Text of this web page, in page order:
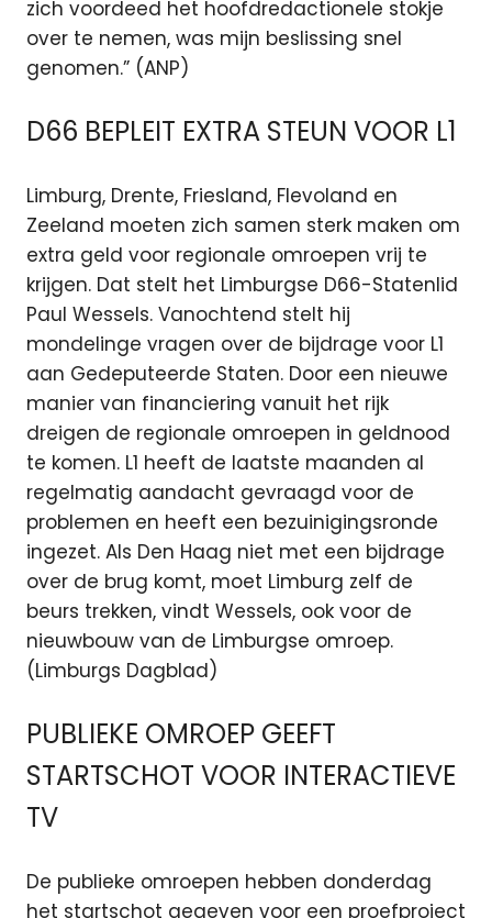
zich voordeed het hoofdredactionele stokje
over te nemen, was mijn beslissing snel
genomen.” (ANP)
D66 BEPLEIT EXTRA STEUN VOOR L1
Limburg, Drente, Friesland, Flevoland en
Zeeland moeten zich samen sterk maken om
extra geld voor regionale omroepen vrij te
krijgen. Dat stelt het Limburgse D66-Statenlid
Paul Wessels. Vanochtend stelt hij
mondelinge vragen over de bijdrage voor L1
aan Gedeputeerde Staten. Door een nieuwe
manier van financiering vanuit het rijk
dreigen de regionale omroepen in geldnood
te komen. L1 heeft de laatste maanden al
regelmatig aandacht gevraagd voor de
problemen en heeft een bezuinigingsronde
ingezet. Als Den Haag niet met een bijdrage
over de brug komt, moet Limburg zelf de
beurs trekken, vindt Wessels, ook voor de
nieuwbouw van de Limburgse omroep.
(Limburgs Dagblad)
PUBLIEKE OMROEP GEEFT
STARTSCHOT VOOR INTERACTIEVE
TV
De publieke omroepen hebben donderdag
het startschot gegeven voor een proefproject